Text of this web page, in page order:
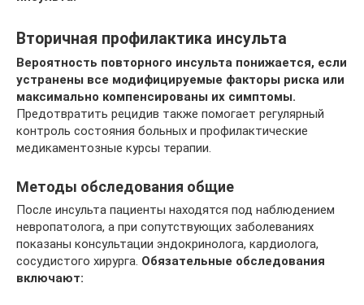
Вторичная профилактика инсульта
Вероятность повторного инсульта понижается, если
устранены все модифицируемые факторы риска или
максимально компенсированы их симптомы.
Предотвратить рецидив также помогает регулярный
контроль состояния больных и профилактические
медикаментозные курсы терапии.
Методы обследования общие
После инсульта пациенты находятся под наблюдением
невропатолога, а при сопутствующих заболеваниях
показаны консультации эндокринолога, кардиолога,
сосудистого хирурга. Обязательные обследования
включают: